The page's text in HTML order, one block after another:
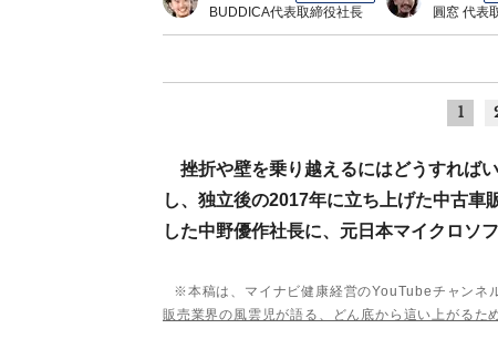
BUDDICA代表取締役社長 圓窓 代表
1
挫折や壁を乗り越えるにはどうすれば
し、独立後の2017年に立ち上げた中古
した中野優作社長に、元日本マイクロソ
※本稿は、マイナビ健康経営のYouTubeチャンネ
販売業界の風雲児が語る、どん底から這い上がるた